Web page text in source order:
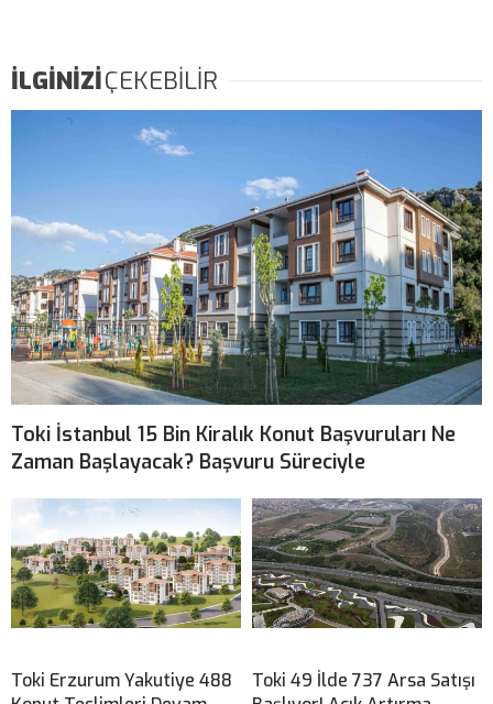
İLGİNİZİÇEKEBİLİR
Toki İstanbul 15 Bin Kiralık Konut Başvuruları Ne
Zaman Başlayacak? Başvuru Süreciyle
Toki Erzurum Yakutiye 488
Toki 49 İlde 737 Arsa Satışı